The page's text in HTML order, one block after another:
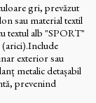
gri, prevăzut
sau material textil
textul alb "SPORT"
(arici).Include
exterior sau
metalic detașabil
prevenind